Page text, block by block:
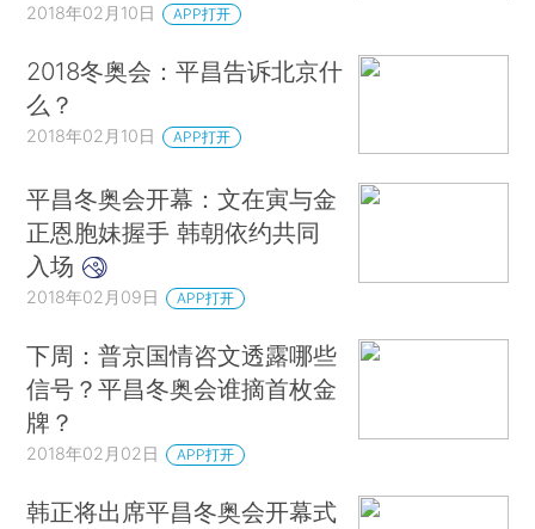
2018年02月10日 APP打开
2018冬奥会：平昌告诉北京什
么？
2018年02月10日 APP打开
平昌冬奥会开幕：文在寅与金
正恩胞妹握手 韩朝依约共同
入场
2018年02月09日 APP打开
下周：普京国情咨文透露哪些
信号？平昌冬奥会谁摘首枚金
牌？
2018年02月02日 APP打开
韩正将出席平昌冬奥会开幕式